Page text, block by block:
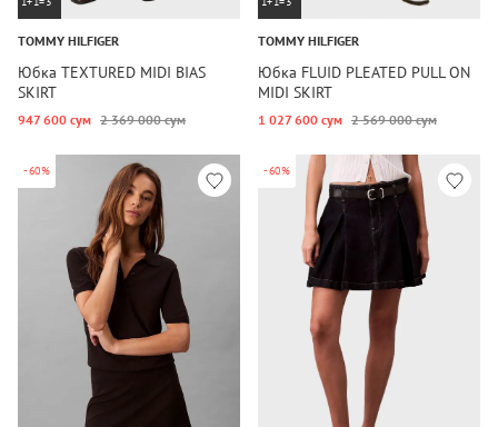
TOMMY HILFIGER
Юбка TEXTURED MIDI BIAS
SKIRT
947 600 сум 2 369 000 сум
TOMMY HILFIGER
Юбка FLUID PLEATED PULL ON
MIDI SKIRT
1 027 600 сум 2 569 000 сум
-60% -60%